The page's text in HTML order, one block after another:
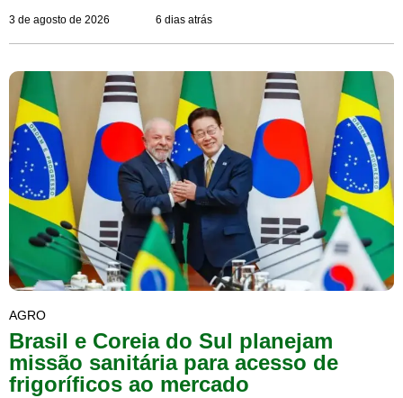
3 de agosto de 2026 6 dias atrás
AGRO
Brasil e Coreia do Sul planejam
missão sanitária para acesso de
frigoríficos ao mercado